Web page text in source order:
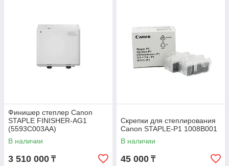
Финишер степлер Canon
STAPLE FINISHER-AG1
(5593C003AA)
В наличии
3 510 000 ₸
Скрепки для степлирования
Canon STAPLE-P1 1008B001
В наличии
45 000 ₸